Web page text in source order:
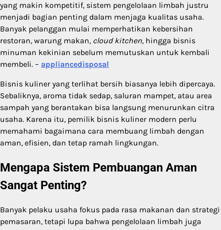
yang makin kompetitif, sistem pengelolaan limbah justru
menjadi bagian penting dalam menjaga kualitas usaha.
Banyak pelanggan mulai memperhatikan kebersihan
restoran, warung makan, cloud kitchen, hingga bisnis
minuman kekinian sebelum memutuskan untuk kembali
membeli. – appliancedisposal
Bisnis kuliner yang terlihat bersih biasanya lebih dipercaya.
Sebaliknya, aroma tidak sedap, saluran mampet, atau area
sampah yang berantakan bisa langsung menurunkan citra
usaha. Karena itu, pemilik bisnis kuliner modern perlu
memahami bagaimana cara membuang limbah dengan
aman, efisien, dan tetap ramah lingkungan.
Mengapa Sistem Pembuangan Aman
Sangat Penting?
Banyak pelaku usaha fokus pada rasa makanan dan strategi
pemasaran, tetapi lupa bahwa pengelolaan limbah juga